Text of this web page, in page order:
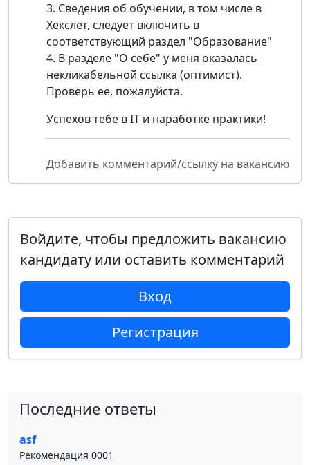
3. Сведения об обучении, в том числе в
Хекслет, следует включить в
соответствующий раздел "Образование"
4. В разделе "О себе" у меня оказалась
некликабельной ссылка (оптимист).
Проверь ее, пожалуйста.
Успехов тебе в IT и наработке практики!
Добавить комментарий/ссылку на вакансию
Войдите, чтобы предложить вакансию
кандидату или оставить комментарий
Вход
Регистрация
Последние ответы
asf
Рекомендация 0001